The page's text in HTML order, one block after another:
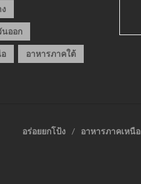
นออก
อาหารภาคใต้
อร่อยยกโป้ง อาหารภาคเหนือ